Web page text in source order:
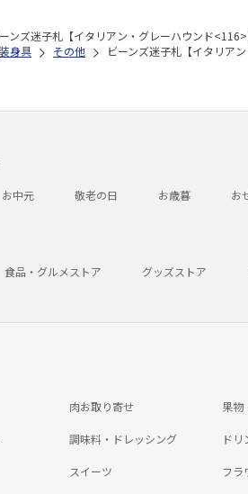
ンズ迷子札【イタリアン・グレーハウンド
装身具 その他 ビーンズ迷子札【イタリア
お中元 敬老の日 お歳暮 お
食品・グルメストア グッズストア
肉お取り寄せ 果物
調味料・ドレッシング ドリ
スイーツ フラ